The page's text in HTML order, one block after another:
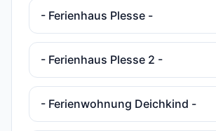
- Ferienhaus Plesse -
- Ferienhaus Plesse 2 -
- Ferienwohnung Deichkind -